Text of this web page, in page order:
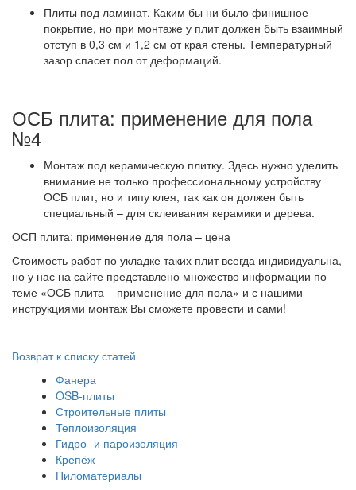
Плиты под ламинат. Каким бы ни было финишное
покрытие, но при монтаже у плит должен быть взаимный
отступ в 0,3 см и 1,2 см от края стены. Температурный
зазор спасет пол от деформаций.
ОСБ плита: применение для пола
№4
Монтаж под керамическую плитку. Здесь нужно уделить
внимание не только профессиональному устройству
ОСБ плит, но и типу клея, так как он должен быть
специальный – для склеивания керамики и дерева.
ОСП плита: применение для пола – цена
Стоимость работ по укладке таких плит всегда индивидуальна,
но у нас на сайте представлено множество информации по
теме «ОСБ плита – применение для пола» и с нашими
инструкциями монтаж Вы сможете провести и сами!
Возврат к списку статей
Фанера
OSB-плиты
Строительные плиты
Теплоизоляция
Гидро- и пароизоляция
Крепёж
Пиломатериалы